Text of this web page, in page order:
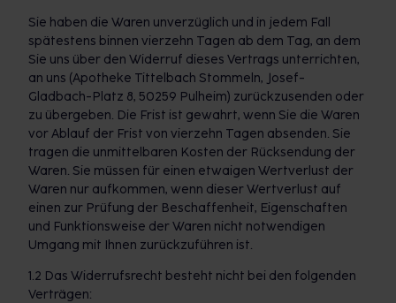
Sie haben die Waren unverzüglich und in jedem Fall
spätestens binnen vierzehn Tagen ab dem Tag, an dem
Sie uns über den Widerruf dieses Vertrags unterrichten,
an uns (Apotheke Tittelbach Stommeln, Josef-
Gladbach-Platz 8, 50259 Pulheim) zurückzusenden oder
zu übergeben. Die Frist ist gewahrt, wenn Sie die Waren
vor Ablauf der Frist von vierzehn Tagen absenden. Sie
tragen die unmittelbaren Kosten der Rücksendung der
Waren. Sie müssen für einen etwaigen Wertverlust der
Waren nur aufkommen, wenn dieser Wertverlust auf
einen zur Prüfung der Beschaffenheit, Eigenschaften
und Funktionsweise der Waren nicht notwendigen
Umgang mit Ihnen zurückzuführen ist.
1.2 Das Widerrufsrecht besteht nicht bei den folgenden
Verträgen: